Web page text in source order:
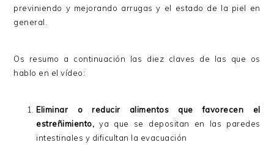
previniendo y mejorando arrugas y el estado de la piel en
general.
Os resumo a continuación las diez claves de las que os
hablo en el vídeo:
Eliminar o reducir alimentos que favorecen el
estreñimiento, ya que se depositan en las paredes
intestinales y dificultan la evacuación